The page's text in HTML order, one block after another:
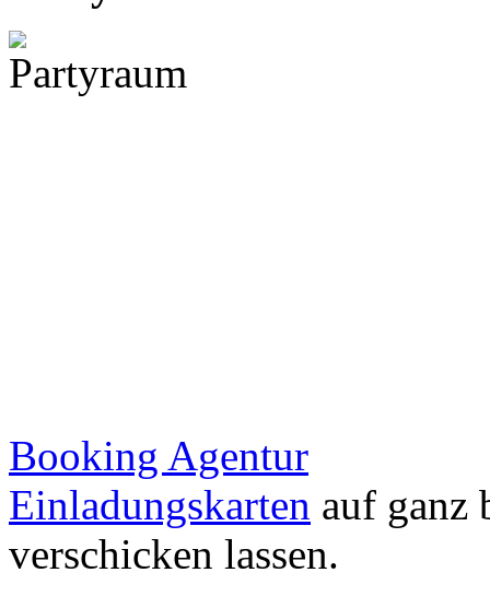
Booking Agentur
Einladungskarten auf ganz
verschicken lassen.